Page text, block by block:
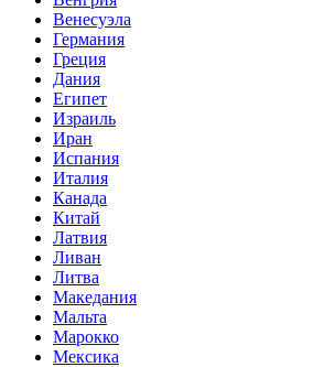
Венесуэла
Германия
Греция
Дания
Египет
Израиль
Иран
Испания
Италия
Канада
Китай
Латвия
Ливан
Литва
Македания
Мальта
Марокко
Мексика